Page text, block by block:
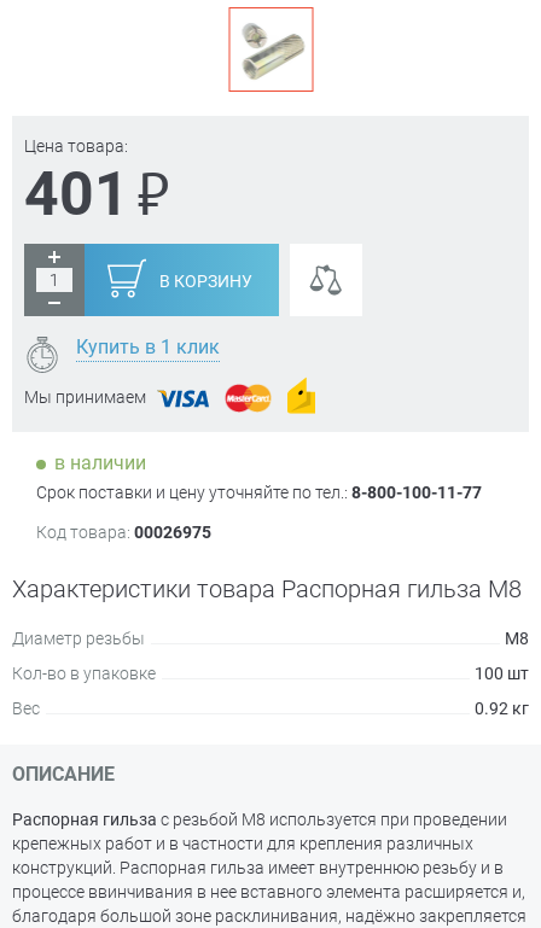
Цена товара:
401 ₽
В КОРЗИНУ
Купить в 1 клик
Мы принимаем
в наличии
Срок поставки и цену уточняйте по тел.: 8-800-100-11-77
Код товара: 00026975
Характеристики товара Распорная гильза М8
Диаметр резьбы
М8
Кол-во в упаковке
100 шт
Вес
0.92 кг
ОПИСАНИЕ
Распорная гильза с резьбой М8 используется при проведении
крепежных работ и в частности для крепления различных
конструкций. Распорная гильза имеет внутреннюю резьбу и в
процессе ввинчивания в нее вставного элемента расширяется и,
благодаря большой зоне расклинивания, надёжно закрепляется